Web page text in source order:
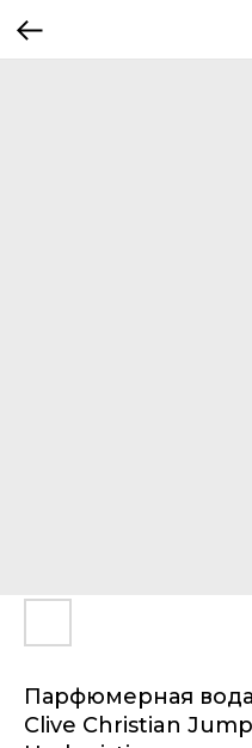
Парфюмерная
Clive Christian